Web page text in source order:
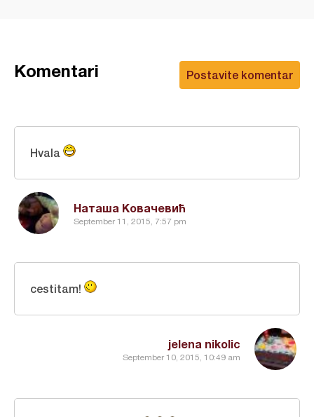
Postavite komentar
Komentari
Наташа Ковачевић
September 11, 2015, 7:57 pm
Hvala
jelena nikolic
September 10, 2015, 10:49 am
cestitam!